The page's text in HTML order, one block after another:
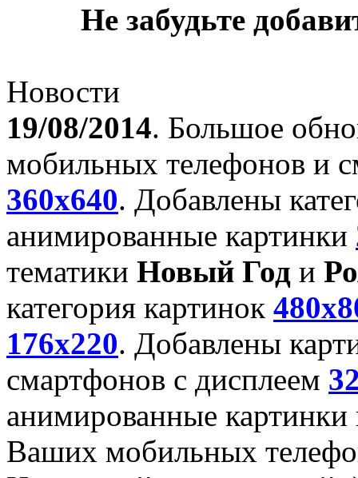
Не забудьте
Новости
19/08/2014. Большое
мобильных телефонов и
360x640. Добавлены
анимированные картинки
тематики Новый Год и
категория картинок
176x220. Добавлены
смартфонов с дисплеем
анимированные картинки
Ваших мобильных